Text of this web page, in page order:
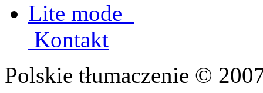
Lite mode
Kontakt
Polskie tłumaczenie ©